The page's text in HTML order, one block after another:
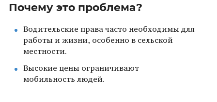
Почему это проблема?
Водительские права часто необходимы для
работы и жизни, особенно в сельской
местности.
Высокие цены ограничивают
мобильность людей.